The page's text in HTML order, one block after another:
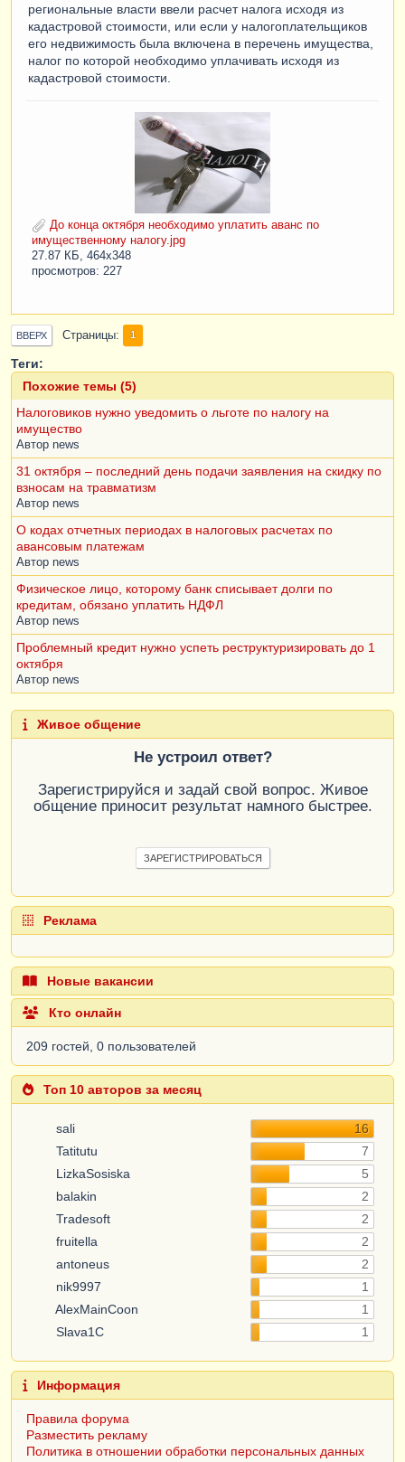
региональные власти ввели расчет налога исходя из
кадастровой стоимости, или если у налогоплательщиков
его недвижимость была включена в перечень имущества,
налог по которой необходимо уплачивать исходя из
кадастровой стоимости.
До конца октября необходимо уплатить аванс по
имущественному налогу.jpg
27.87 КБ, 464x348
просмотров: 227
ВВЕРХ Страницы 1
Теги:
Похожие темы (5)
Налоговиков нужно уведомить о льготе по налогу на
имущество
Автор news
31 октября – последний день подачи заявления на скидку по
взносам на травматизм
Автор news
О кодах отчетных периодах в налоговых расчетах по
авансовым платежам
Автор news
Физическое лицо, которому банк списывает долги по
кредитам, обязано уплатить НДФЛ
Автор news
Проблемный кредит нужно успеть реструктуризировать до 1
октября
Автор news
Живое общение
Не устроил ответ?
Зарегистрируйся и задай свой вопрос. Живое
общение приносит результат намного быстрее.
ЗАРЕГИСТРИРОВАТЬСЯ
Реклама
Новые вакансии
Кто онлайн
209 гостей, 0 пользователей
Топ 10 авторов за месяц
sali
16
Tatitutu
7
LizkaSosiska
5
balakin
2
Tradesoft
2
fruitella
2
antoneus
2
nik9997
1
AlexMainCoon
1
Slava1C
1
Информация
Правила форума
Разместить рекламу
Политика в отношении обработки персональных данных